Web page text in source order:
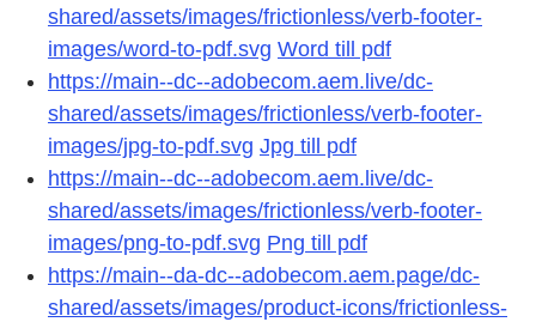
shared/assets/images/frictionless/verb-footer-
images/word-to-pdf.svg Word till pdf
https://main--dc--adobecom.aem.live/dc-
shared/assets/images/frictionless/verb-footer-
images/jpg-to-pdf.svg Jpg till pdf
https://main--dc--adobecom.aem.live/dc-
shared/assets/images/frictionless/verb-footer-
images/png-to-pdf.svg Png till pdf
https://main--da-dc--adobecom.aem.page/dc-
shared/assets/images/product-icons/frictionless-